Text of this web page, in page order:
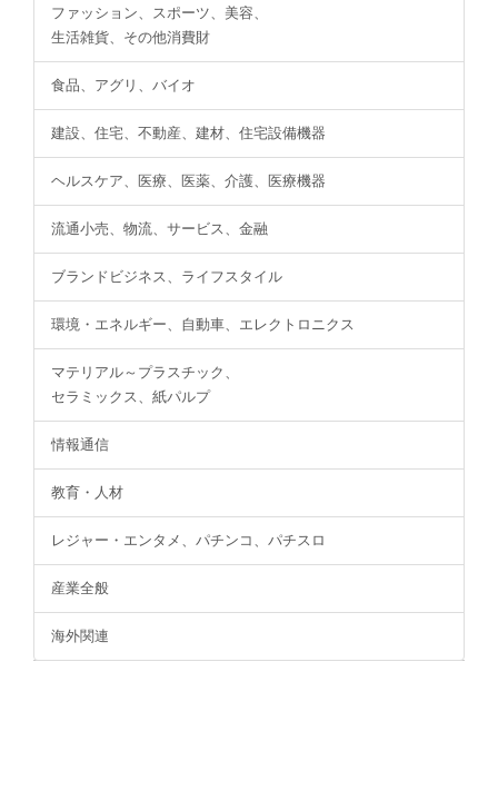
ファッション、スポーツ、美容、
生活雑貨、その他消費財
食品、アグリ、バイオ
建設、住宅、不動産、建材、住宅設備機器
ヘルスケア、医療、医薬、介護、医療機器
流通小売、物流、サービス、金融
ブランドビジネス、ライフスタイル
環境・エネルギー、自動車、エレクトロニクス
マテリアル～プラスチック、
セラミックス、紙パルプ
情報通信
教育・人材
レジャー・エンタメ、パチンコ、パチスロ
産業全般
海外関連